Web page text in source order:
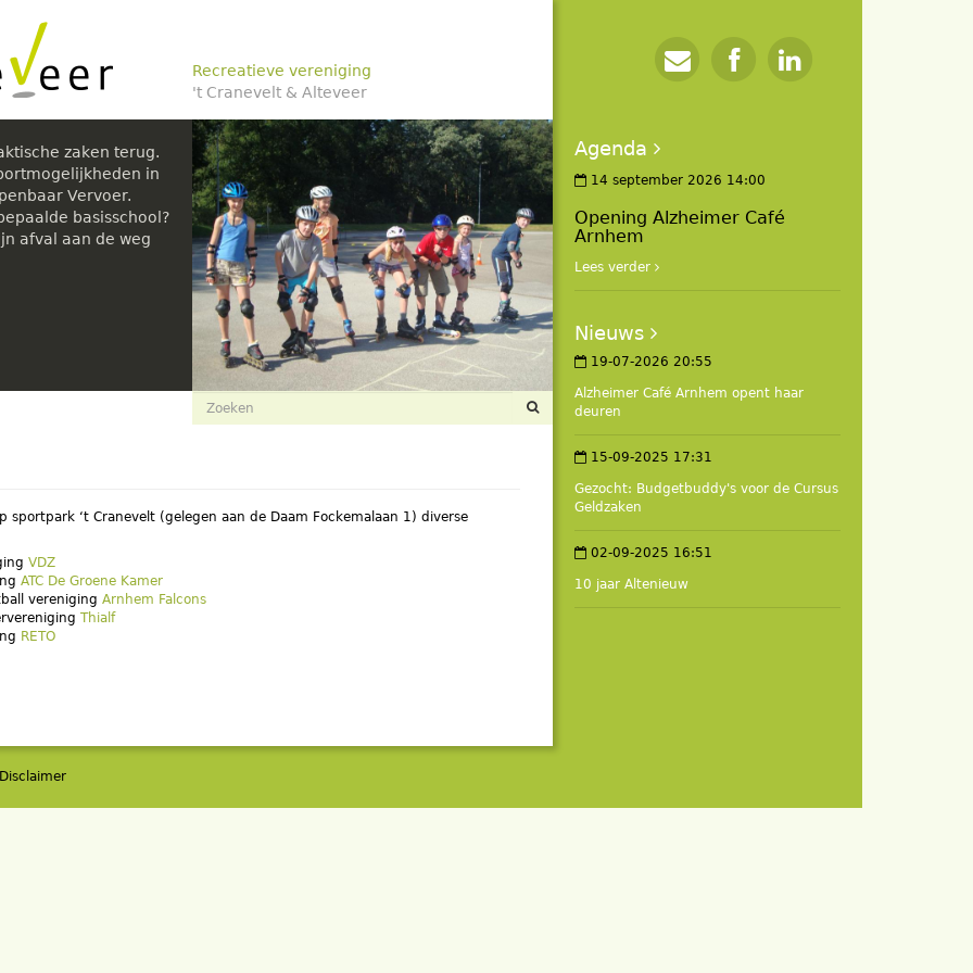
Recreatieve vereniging
't Cranevelt & Alteveer
zaken terug.
in
Vervoer.
basisschool?
afval aan de weg
Zoekveld
sportpark ‘t Cranevelt (gelegen aan de Daam Fockemalaan 1) diverse
VDZ
ATC De Groene Kamer
vereniging Arnhem Falcons
Thialf
RETO
Disclaimer
Agenda
14 september 2026 14:00
Opening Alzheimer Café
Arnhem
Lees verder
Nieuws
19-07-2026 20:55
Alzheimer Café Arnhem opent haar
deuren
15-09-2025 17:31
Gezocht: Budgetbuddy's voor de Cursus
Geldzaken
02-09-2025 16:51
10 jaar Altenieuw